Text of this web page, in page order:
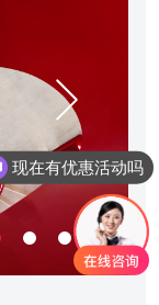
现在有优惠活动吗